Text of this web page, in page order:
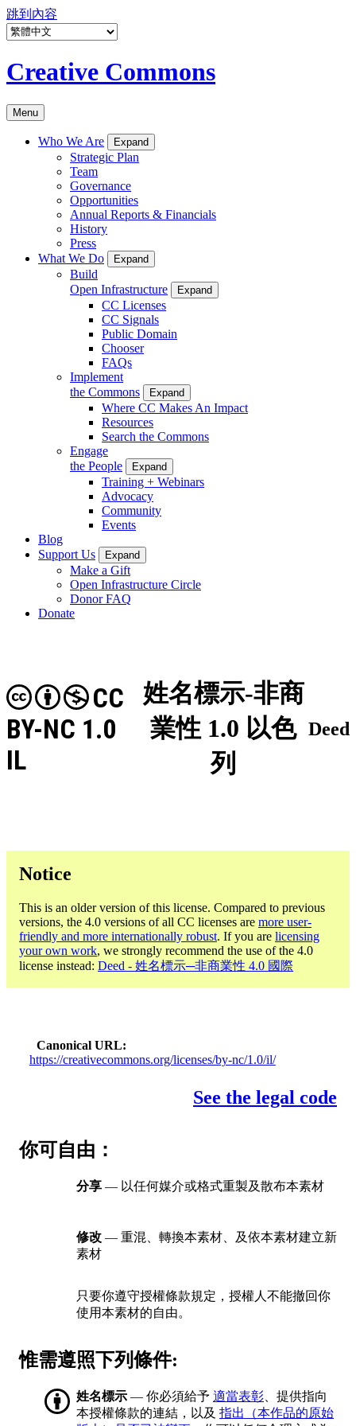
跳到內容
Creative Commons
Menu
Who We Are Expand
Strategic Plan
Team
Governance
Opportunities
Annual Reports & Financials
History
Press
What We Do
Expand
Build
Open Infrastructure
Expand
CC Licenses
CC Signals
Public Domain
Chooser
FAQs
Implement
the Commons
Expand
Where CC Makes An Impact
Resources
Search the Commons
Engage
the People
Expand
Training + Webinars
Advocacy
Community
Events
Blog
Support Us
Expand
Make a Gift
Open Infrastructure Circle
Donor FAQ
Donate
姓名標示-非商
業性 1.0 以色
列
CC
BY-NC 1.0
IL
Deed
Notice
This is an older version of this license. Compared to previous
versions, the 4.0 versions of all CC licenses are more user-
friendly and more internationally robust. If you are licensing
your own work, we strongly recommend the use of the 4.0
license instead: Deed - 姓名標示─非商業性 4.0 國際
Canonical URL
https://creativecommons.org/licenses/by-nc/1.0/il/
See the legal code
你可自由：
分享 — 以任何媒介或格式重製及散布本素材
修改 — 重混、轉換本素材、及依本素材建立新
素材
只要你遵守授權條款規定，授權人不能撤回你
使用本素材的自由。
惟需遵照下列條件:
姓名標示 — 你必須給予 適當表彰 、提供指向
本授權條款的連結，以及 指出（本作品的原始